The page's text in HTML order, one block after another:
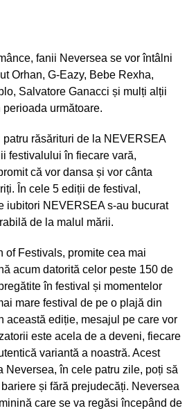
fanii Neversea se vor întâlni
Orhan, G-Eazy, Bebe Rexha,
Salvatore Ganacci și mulți alții
următoare.
răsărituri de la NEVERSEA
festivalului în fiecare vară,
că vor dansa și vor cânta
În cele 5 ediții de festival,
iubitori NEVERSEA s-au bucurat
de la malul mării.
of Festivals, promite cea mai
acum datorită celor peste 150 de
în festival și momentelor
mare festival de pe o plajă din
această ediție, mesajul pe care vor
este acela de a deveni, fiecare
variantă a noastră. Acest
Neversea, în cele patru zile, poți să
și fără prejudecăți. Neversea
care se va regăsi începând de